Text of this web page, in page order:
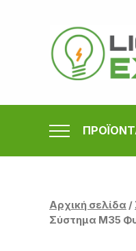
περιεχόμενο
Αρχική σελίδα /
Σύστημα Μ35